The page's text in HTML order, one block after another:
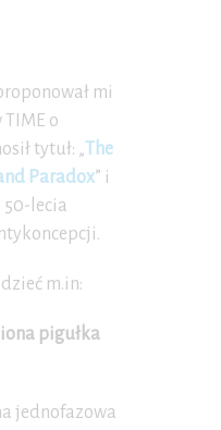
mi
o
tytuł: „The
Paradox” i
50-lecia
m.in:
pigułka
jednofazowa